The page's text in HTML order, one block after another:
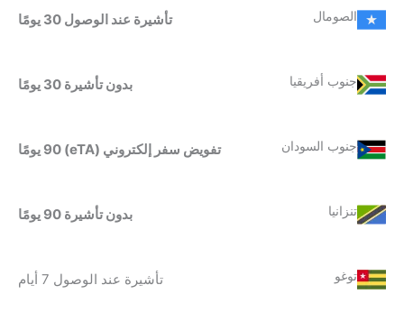
الصومال تأشيرة عند الوصول 30 يومًا
جنوب أفريقيا بدون تأشيرة 30 يومًا
جنوب السودان تفويض سفر إلكتروني (eTA) 90 يومًا
تنزانيا بدون تأشيرة 90 يومًا
توغو تأشيرة عند الوصول 7 أيام